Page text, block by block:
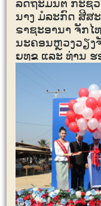
ລັດຖະມົນຕີ ກະຊ
ນາງ ມໍລະກົດ ສີສ
ຣາຊະອານາ ຈັກໄ
ນະຄອນຫຼວງວຽງ
ຍທຂ ແລະ ທ່ານ ຮ